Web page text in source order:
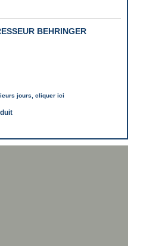
BEHRINGER
jours, cliquer ici